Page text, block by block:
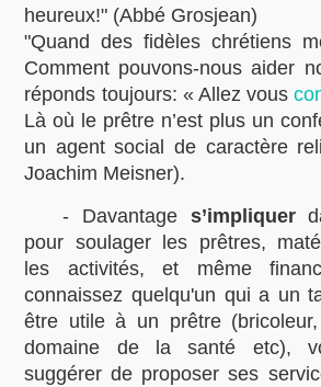
heureux!" (Abbé Grosjean)
"Quand des fidèles chrétiens
Comment pouvons-nous aider
réponds toujours: « Allez vous
Là où le prêtre n’est plus un
un agent social de caractère
Joachim Meisner).
- Davantage s’impliquer
pour soulager les prêtres,
les activités, et même
connaissez quelqu'un qui a un
être utile à un prêtre
domaine de la santé etc),
suggérer de proposer ses